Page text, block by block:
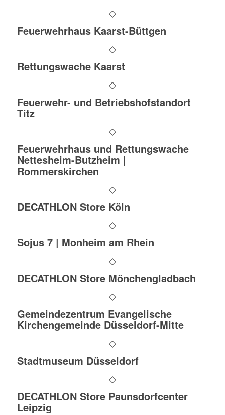
Feuerwehrhaus Kaarst-Büttgen
Rettungswache Kaarst
Feuerwehr- und Betriebshofstandort
Titz
Feuerwehrhaus und Rettungswache
Nettesheim-Butzheim |
Rommerskirchen
DECATHLON Store Köln
Sojus 7 | Monheim am Rhein
DECATHLON Store Mönchengladbach
Gemeindezentrum Evangelische
Kirchengemeinde Düsseldorf-Mitte
Stadtmuseum Düsseldorf
DECATHLON Store Paunsdorfcenter
Leipzig